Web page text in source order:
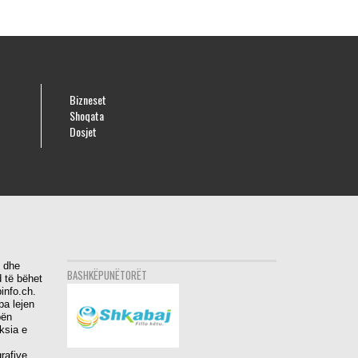
Bizneset
Shoqata
Dosjet
dhe
të bëhet
lejen
e
BASHKËPUNËTORËT